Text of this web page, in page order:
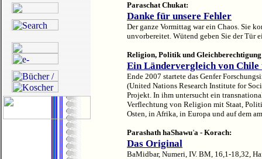
Paraschat Chukat:
Danke für unsere Fehler
Der ganze Vormittag war ein Chaos. Sie
unvorbereitet. Wütend geben Sie der Tür
Religion, Politik und
Ein Ländervergleich von
Ende 2007 startete das Genfer
(United Nations Research Institute for
Projekt. In ihm untersucht ein
Verflechtung von Religion mit Staat,
Osten, in Afrika, in Europa und auf dem
Parashath haShawu'a - Korach:
Das Original
BaMidbar, Numeri, IV. BM, 16,1-18,32,